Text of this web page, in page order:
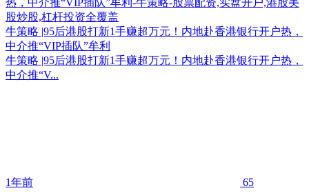
牛策略 |95后港股打新1手赚超万元！内地赴香港银行开户热，
中介推“VIP插队”牟利
牛策略 |95后港股打新1手赚超万元！内地赴香港银行开户热，
中介推“V...
1年前 65